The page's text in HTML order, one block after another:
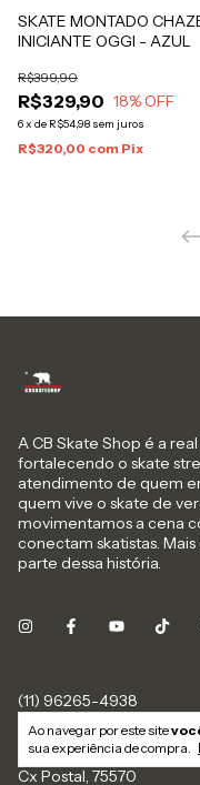
Ao navegar por este site
sua experiência de compra.
SKATE MONTADO
INICIANTE OGGI - AZUL
R$329,90
R$399,90
18% OFF
6x de R$54,98 sem juros
R$320,00 com Pix
A CB Skate Shop é a
fortalecendo o skate
atendimento de quem
quem vive o skate de
movimentamos a cena
conectam skatistas.
parte dessa história.
Cx Postal, 75570